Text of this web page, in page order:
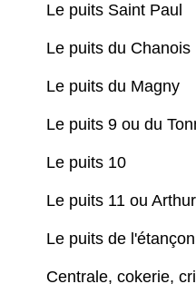
Le puits Saint Paul
Le puits du Chanois
Le puits du Magny
Le puits 9 ou du
Le puits 10
Le puits 11 ou
Le puits de l'étançon
Centrale, cokerie,